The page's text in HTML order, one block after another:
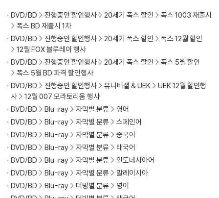
DVD/BD 진행중인 할인행사 20세기 폭스 할인
폭스 1003 재출시
폭스 BD 재출시 1차
DVD/BD
진행중인 할인행사 20세기 폭스 할인
폭스 12월 할인
12월 FOX 블루레이 행사
DVD/BD
진행중인 할인행사 20세기 폭스 할인
폭스 5월 할인
폭스 5월 BD 파격 할인행사
DVD/BD
진행중인 할인행사 유니버셜 & UEK
UEK 12월 할인행
사
12월 007 모라토리움 행사
DVD/BD
Blu-ray 자막별 분류
영어
DVD/BD
Blu-ray 자막별 분류
스페인어
DVD/BD
Blu-ray 자막별 분류
중국어
DVD/BD
Blu-ray 자막별 분류
태국어
DVD/BD
Blu-ray 자막별 분류
인도네시아어
DVD/BD
Blu-ray 자막별 분류
말레이시아
DVD/BD
Blu-ray 더빙별 분류
영어